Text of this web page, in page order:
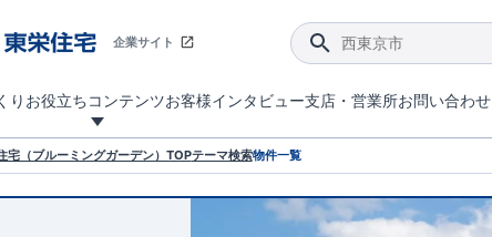
企業サイト
り お役立ちコンテンツお客様インタビュー支店・営業所お問い合わせ
宅（ブルーミングガーデン）TOPテーマ検索物件一覧